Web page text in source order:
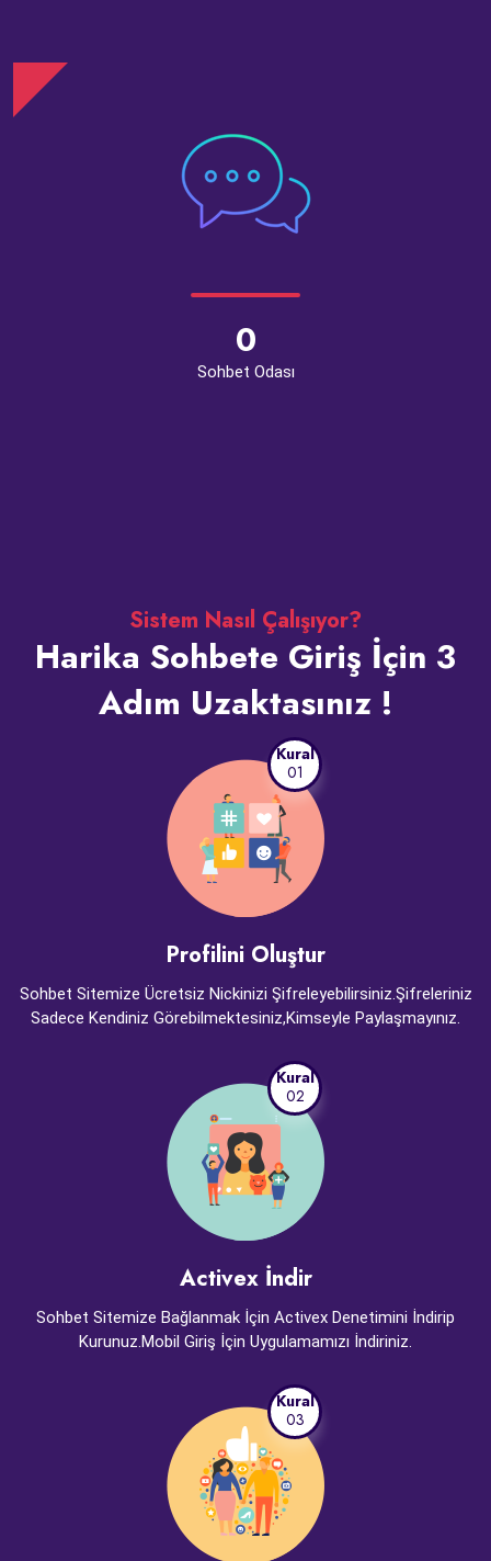
0
Sohbet Odası
Sistem Nasıl Çalışıyor?
Harika Sohbete Giriş İçin 3
Adım Uzaktasınız !
Kural
01
Profilini Oluştur
Sohbet Sitemize Ücretsiz Nickinizi Şifreleyebilirsiniz.Şifreleriniz
Sadece Kendiniz Görebilmektesiniz,Kimseyle Paylaşmayınız.
Kural
02
Activex İndir
Sohbet Sitemize Bağlanmak İçin Activex Denetimini İndirip
Kurunuz.Mobil Giriş İçin Uygulamamızı İndiriniz.
Kural
03